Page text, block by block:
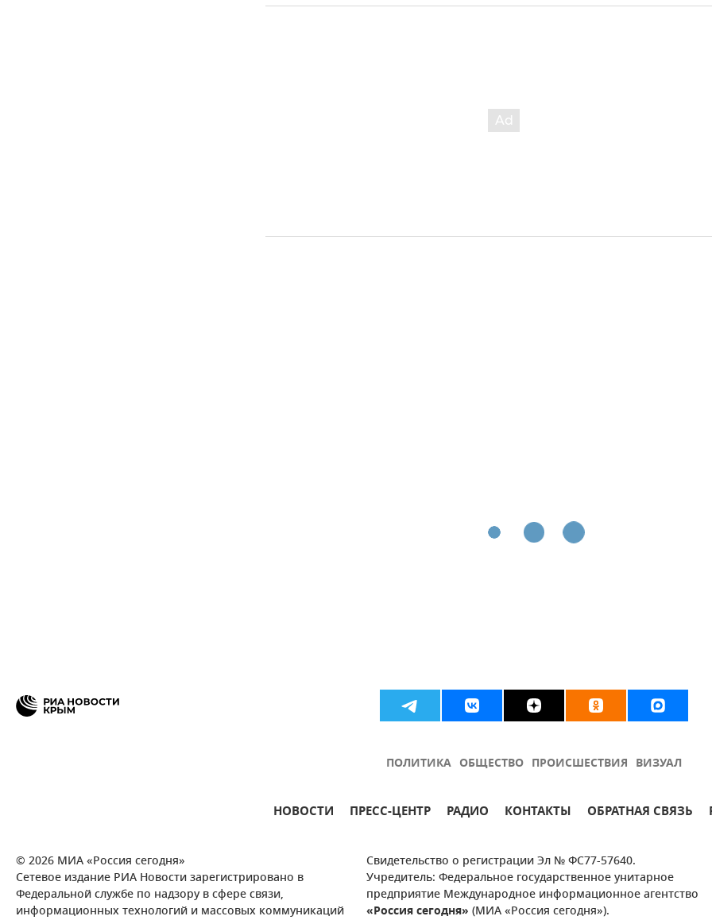
ПОЛИТИКА ОБЩЕСТВО ПРОИСШЕСТВИЯ ВИЗУАЛ
НОВОСТИ ПРЕСС-ЦЕНТР РАДИО КОНТАКТЫ ОБРАТНАЯ СВЯЗЬ
© 2026 МИА «Россия сегодня»
Сетевое издание РИА Новости зарегистрировано в
Федеральной службе по надзору в сфере связи,
информационных технологий и массовых коммуникаций
Свидетельство о регистрации Эл № ФС77-57640.
Учредитель: Федеральное государственное унитарное
предприятие Международное информационное агентство
«Россия сегодня» (МИА «Россия сегодня»).